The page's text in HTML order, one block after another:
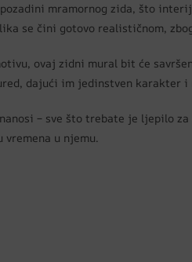
mramornog zida, što
se čini gotovo realističnom,
ovaj zidni mural bit će
dajući im jedinstven
– sve što trebate je ljepilo
u njemu.